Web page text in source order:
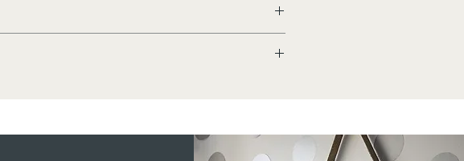
accepteren. Jij bent een Friend om van te